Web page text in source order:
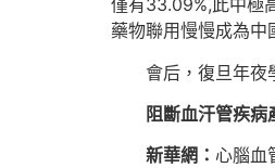
僅有33.09%,此中極
藥物聯用慢慢成為中
會后，復旦年夜
阻斷血汗管疾病
新華網： 心腦血